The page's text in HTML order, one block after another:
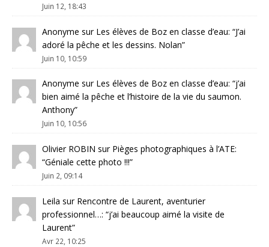
Juin 12, 18:43
Anonyme sur Les élèves de Boz en classe d’eau: “J’ai
adoré la pêche et les dessins. Nolan”
Juin 10, 10:59
Anonyme sur Les élèves de Boz en classe d’eau: “j’ai
bien aimé la pêche et l’histoire de la vie du saumon.
Anthony”
Juin 10, 10:56
Olivier ROBIN sur Pièges photographiques à l’ATE:
“Géniale cette photo !!!”
Juin 2, 09:14
Leila sur Rencontre de Laurent, aventurier
professionnel…: “j’ai beaucoup aimé la visite de
Laurent”
Avr 22, 10:25